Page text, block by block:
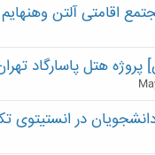
اقامتی آلتن وهنهایم
پروژه هتل پاسارگاد
دانشجویان در